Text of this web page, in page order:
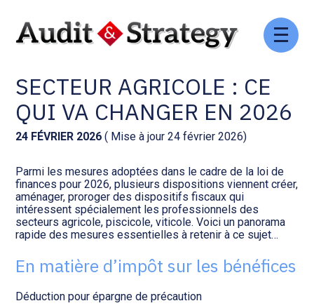
Aller
Comptabilité et conseil
Social et ressources humaines
Assistance juridique
Audit légal
Gestion de patrimoine
Procédures collectives
Gestion des documents : ISuite
Tenue de votre comptabilité :
ACD
Facturation et pilotage :
Facturation et pilotage : MEG
Analyse et tableau de bord :
WAIBI
humaines : SILAE
IMPÔTS ET TAXES POUR LE
SECTEUR AGRICOLE : CE
QUI VA CHANGER EN 2026
24 FÉVRIER 2026 ( Mise à jour 24 février 2026)
Parmi les mesures adoptées dans le cadre de la loi de
finances pour 2026, plusieurs dispositions viennent créer,
aménager, proroger des dispositifs fiscaux qui
intéressent spécialement les professionnels des
secteurs agricole, piscicole, viticole. Voici un panorama
rapide des mesures essentielles à retenir à ce sujet…
En matière d’impôt sur les bénéfices
Déduction pour épargne de précaution